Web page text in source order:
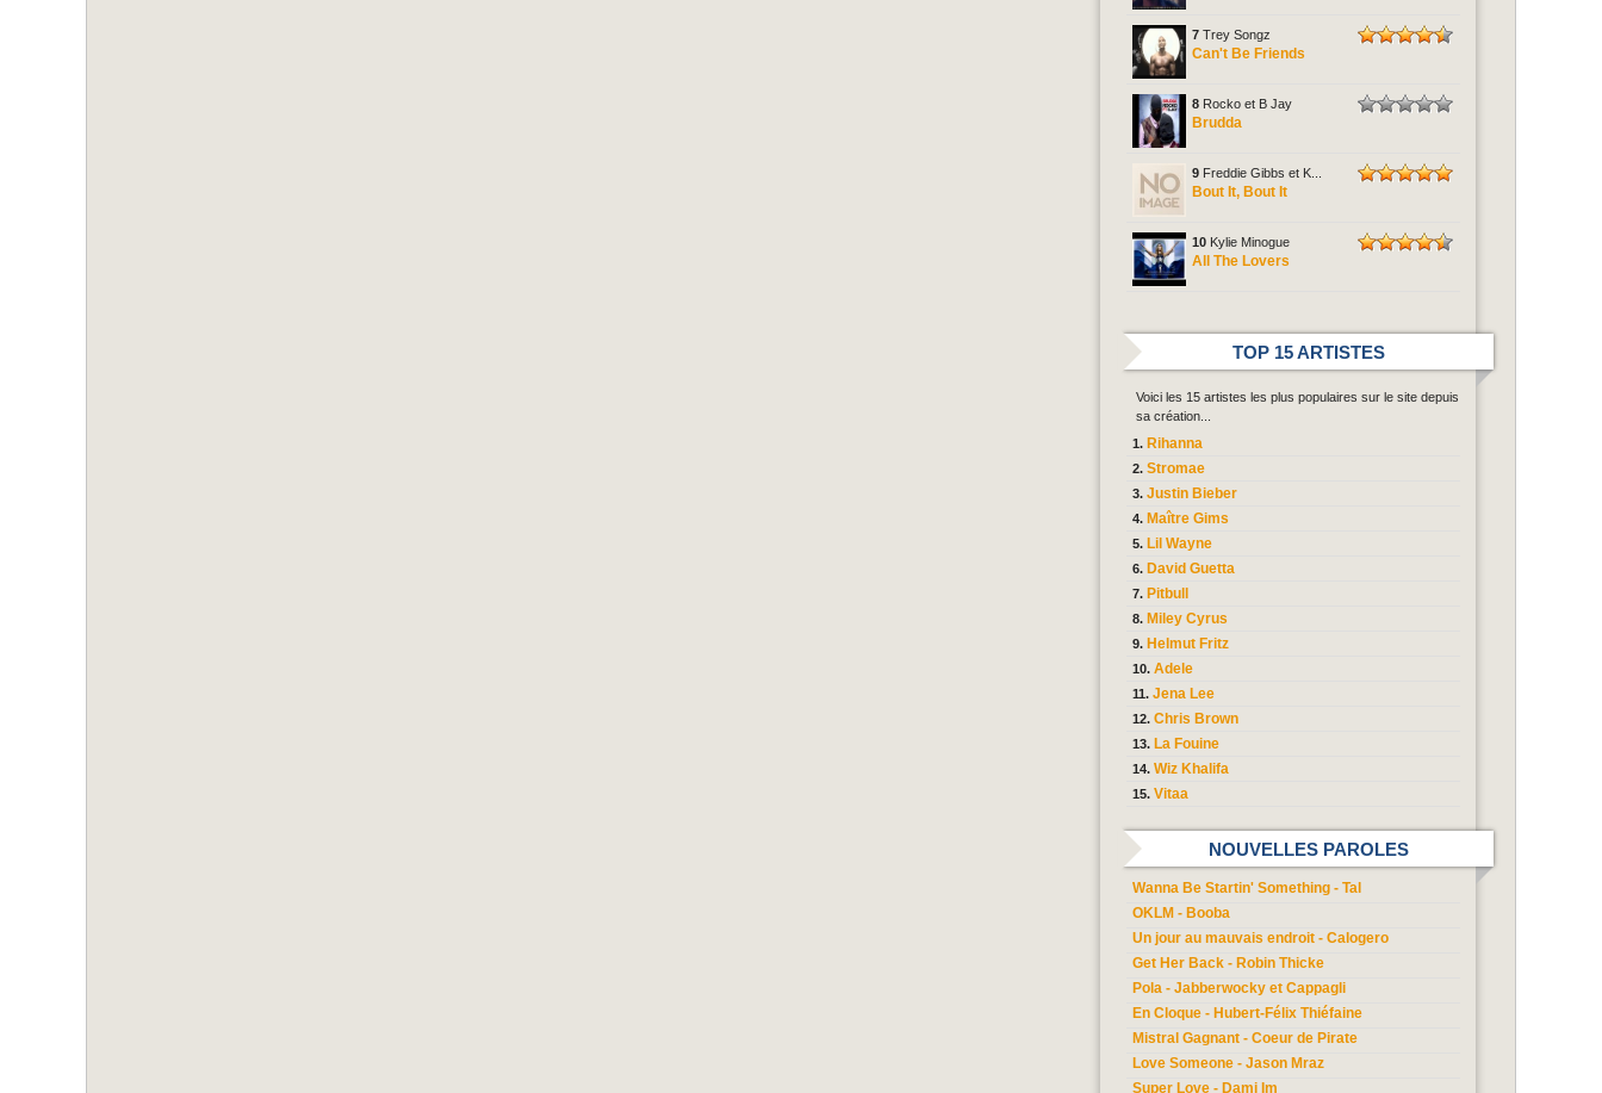
7 Trey Songz
Can't Be Friends
8 Rocko et B Jay
Brudda
9 Freddie Gibbs et K...
Bout It, Bout It
10 Kylie Minogue
All The Lovers
TOP 15 ARTISTES
Voici les 15 artistes les plus populaires sur le site depuis
sa création...
Rihanna
Stromae
Justin Bieber
Maître Gims
Lil Wayne
David Guetta
Pitbull
Miley Cyrus
Helmut Fritz
Adele
Jena Lee
Chris Brown
La Fouine
Wiz Khalifa
Vitaa
NOUVELLES PAROLES
Wanna Be Startin' Something - Tal
OKLM - Booba
Un jour au mauvais endroit - Calogero
Get Her Back - Robin Thicke
Pola - Jabberwocky et Cappagli
En Cloque - Hubert-Félix Thiéfaine
Mistral Gagnant - Coeur de Pirate
Love Someone - Jason Mraz
Super Love - Dami Im